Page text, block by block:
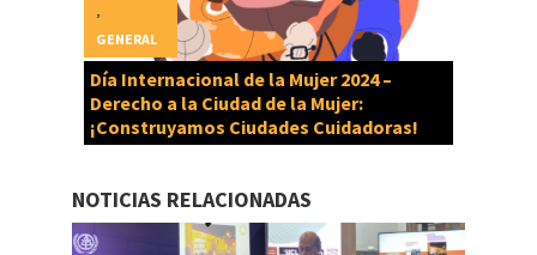
Día Internacional de la Mujer 2024 –
Derecho a la Ciudad de la Mujer:
¡Construyamos Ciudades Cuidadoras!
,
GENERAL
NOTICIAS RELACIONADAS